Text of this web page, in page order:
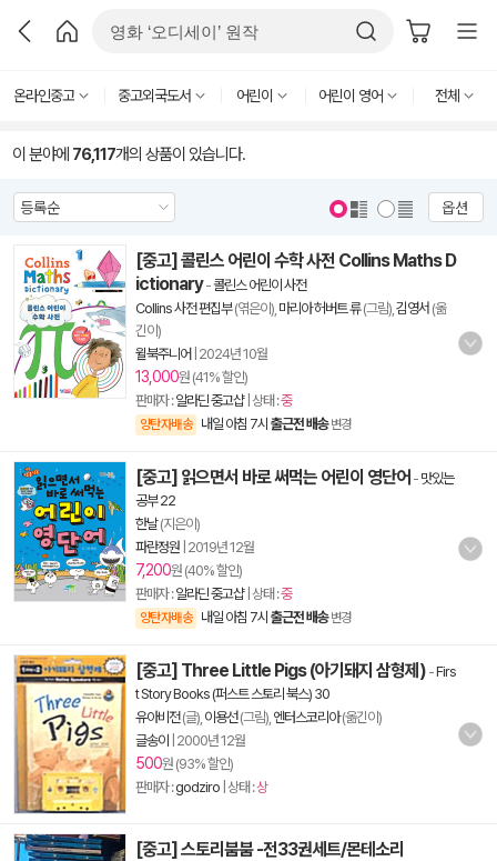
온라인중고 중고외국도서 어린이 어린이 영어 전체
이 분야에 76,117개의 상품이 있습니다.
옵션
[중고] 콜린스 어린이 수학 사전 Collins Maths D
ictionary-콜린스 어린이 사전
Collins 사전 편집부(엮은이), 마리아 허버트 류(그림), 김영서 (옮
긴이)
윌북주니어 2024년 10월
13,000원 (41% 할인)
판매자 :알라딘 중고샵| 상태 :중
양탄자배송 내일 아침 7시 출근전 배송 변경
[중고] 읽으면서 바로 써먹는 어린이 영단어 - 맛있는
공부 22
한날(지은이)
파란정원 2019년 12월
7,200원 (40% 할인)
판매자 :알라딘 중고샵| 상태 :중
양탄자배송 내일 아침 7시 출근전 배송 변경
[중고] Three Little Pigs (아기돼지 삼형제) -Firs
t Story Books (퍼스트 스토리 북스) 30
유아비전(글), 이용선(그림), 엔터스코리아(옮긴이)
글송이
2000년 12월
500원 (93% 할인)
판매자 :godziro | 상태 :상
[중고] 스토리붐붐 -전33권세트/몬테소리